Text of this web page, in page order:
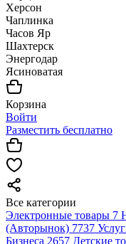
Херсон
Чаплинка
Часов Яр
Шахтерск
Энергодар
Ясиноватая
Корзина
Войти
Разместить бесплатно
Все категории
Электронные товары 7
(Авторынок) 7737
Бизнеса 2657 Детские